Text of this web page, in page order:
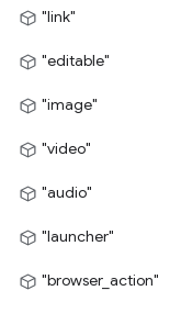
"link"
"editable"
"image"
"video"
"audio"
"launcher"
"browser_action"